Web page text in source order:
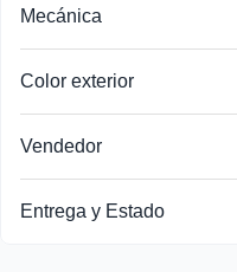
Mecánica
Color exterior
Vendedor
Entrega y Estado